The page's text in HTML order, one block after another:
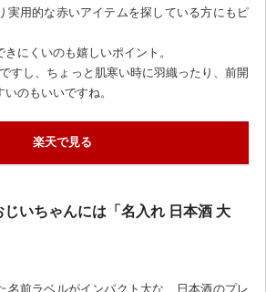
実用的な赤いアイテムを探している方にもピ
にくいのも嬉しいポイント。
すし、ちょっと肌寒い時に羽織ったり、前開
のもいいですね。
楽天で見る
いちゃんには「名入れ 日本酒 大
名前ラベルがインパクト大な、日本酒のプレ